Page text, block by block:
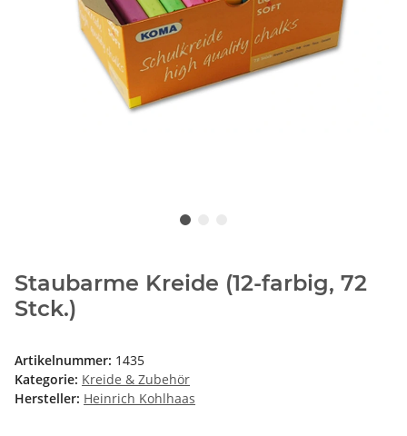
Staubarme Kreide (12-farbig, 72
Stck.)
Artikelnummer: 1435
Kategorie: Kreide & Zubehör
Hersteller: Heinrich Kohlhaas